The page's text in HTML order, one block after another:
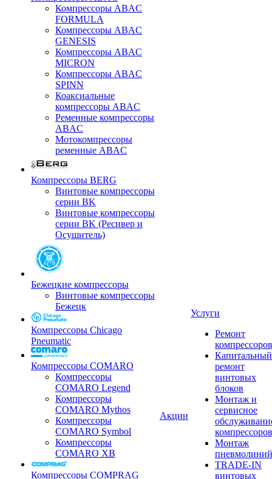
Компрессоры ABAC
FORMULA
Компрессоры ABAC
GENESIS
Компрессоры ABAC
MICRON
Компрессоры ABAC
SPINN
Коаксиальные
компрессоры ABAC
Ременные компрессоры
ABAC
Мотокомпрессоры
ременные ABAC
Компрессоры BERG
Винтовые компрессоры
серии BK
Винтовые компрессоры
серии BK (Ресивер и
Осушитель)
Бежецкие компрессоры
Винтовые компрессоры
Бежецк
Компрессоры Chicago
Pneumatic
Компрессоры COMARO
Компрессоры
COMARO Legend
Компрессоры
COMARO Mythos
Компрессоры
COMARO Symbol
Компрессоры
COMARO XB
Компрессоры COMPRAG
Акции
Услуги
Ремонт
компрессоров
Капитальный
ремонт
винтовых
блоков
Монтаж и
сервисное
компрессоров
Монтаж
пневмолиний
TRADE-IN
винтовых